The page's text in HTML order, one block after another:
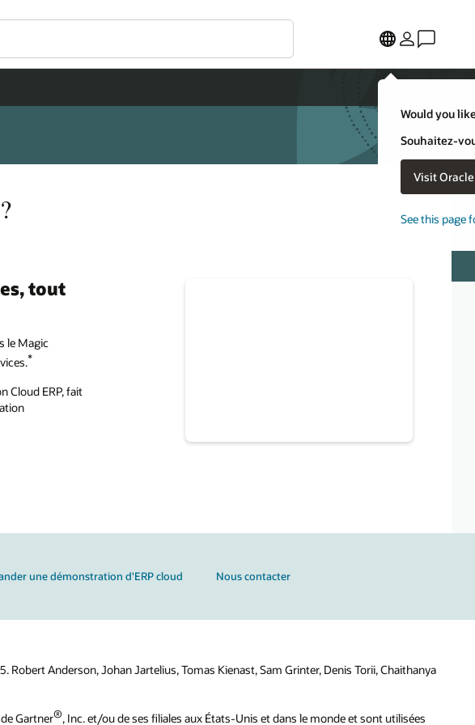
Would you
Souhaitez-
Visit
See this page
tout
le Magic
*
Cloud ERP, fait
une démonstration d'ERP cloud Nous contacter
Anderson, Johan Jartelius, Tomas Kienast, Sam Grinter, Denis Torii, Chaithanya
Gartner®, Inc. et/ou de ses filiales aux États-Unis et dans le monde et sont utilisées